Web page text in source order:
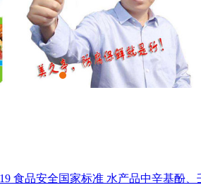
食品安全国家标准 水产品中辛基酚